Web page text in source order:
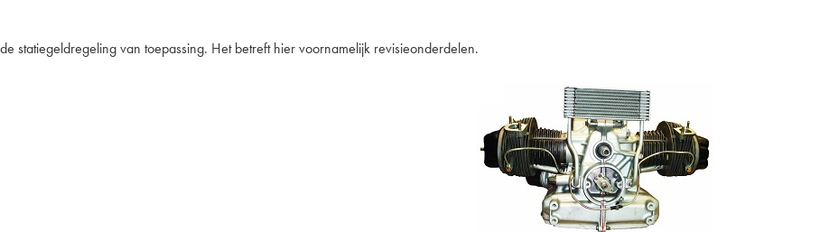
statiegeldregeling van toepassing. Het betreft hier voornamelijk revisieonderdelen.